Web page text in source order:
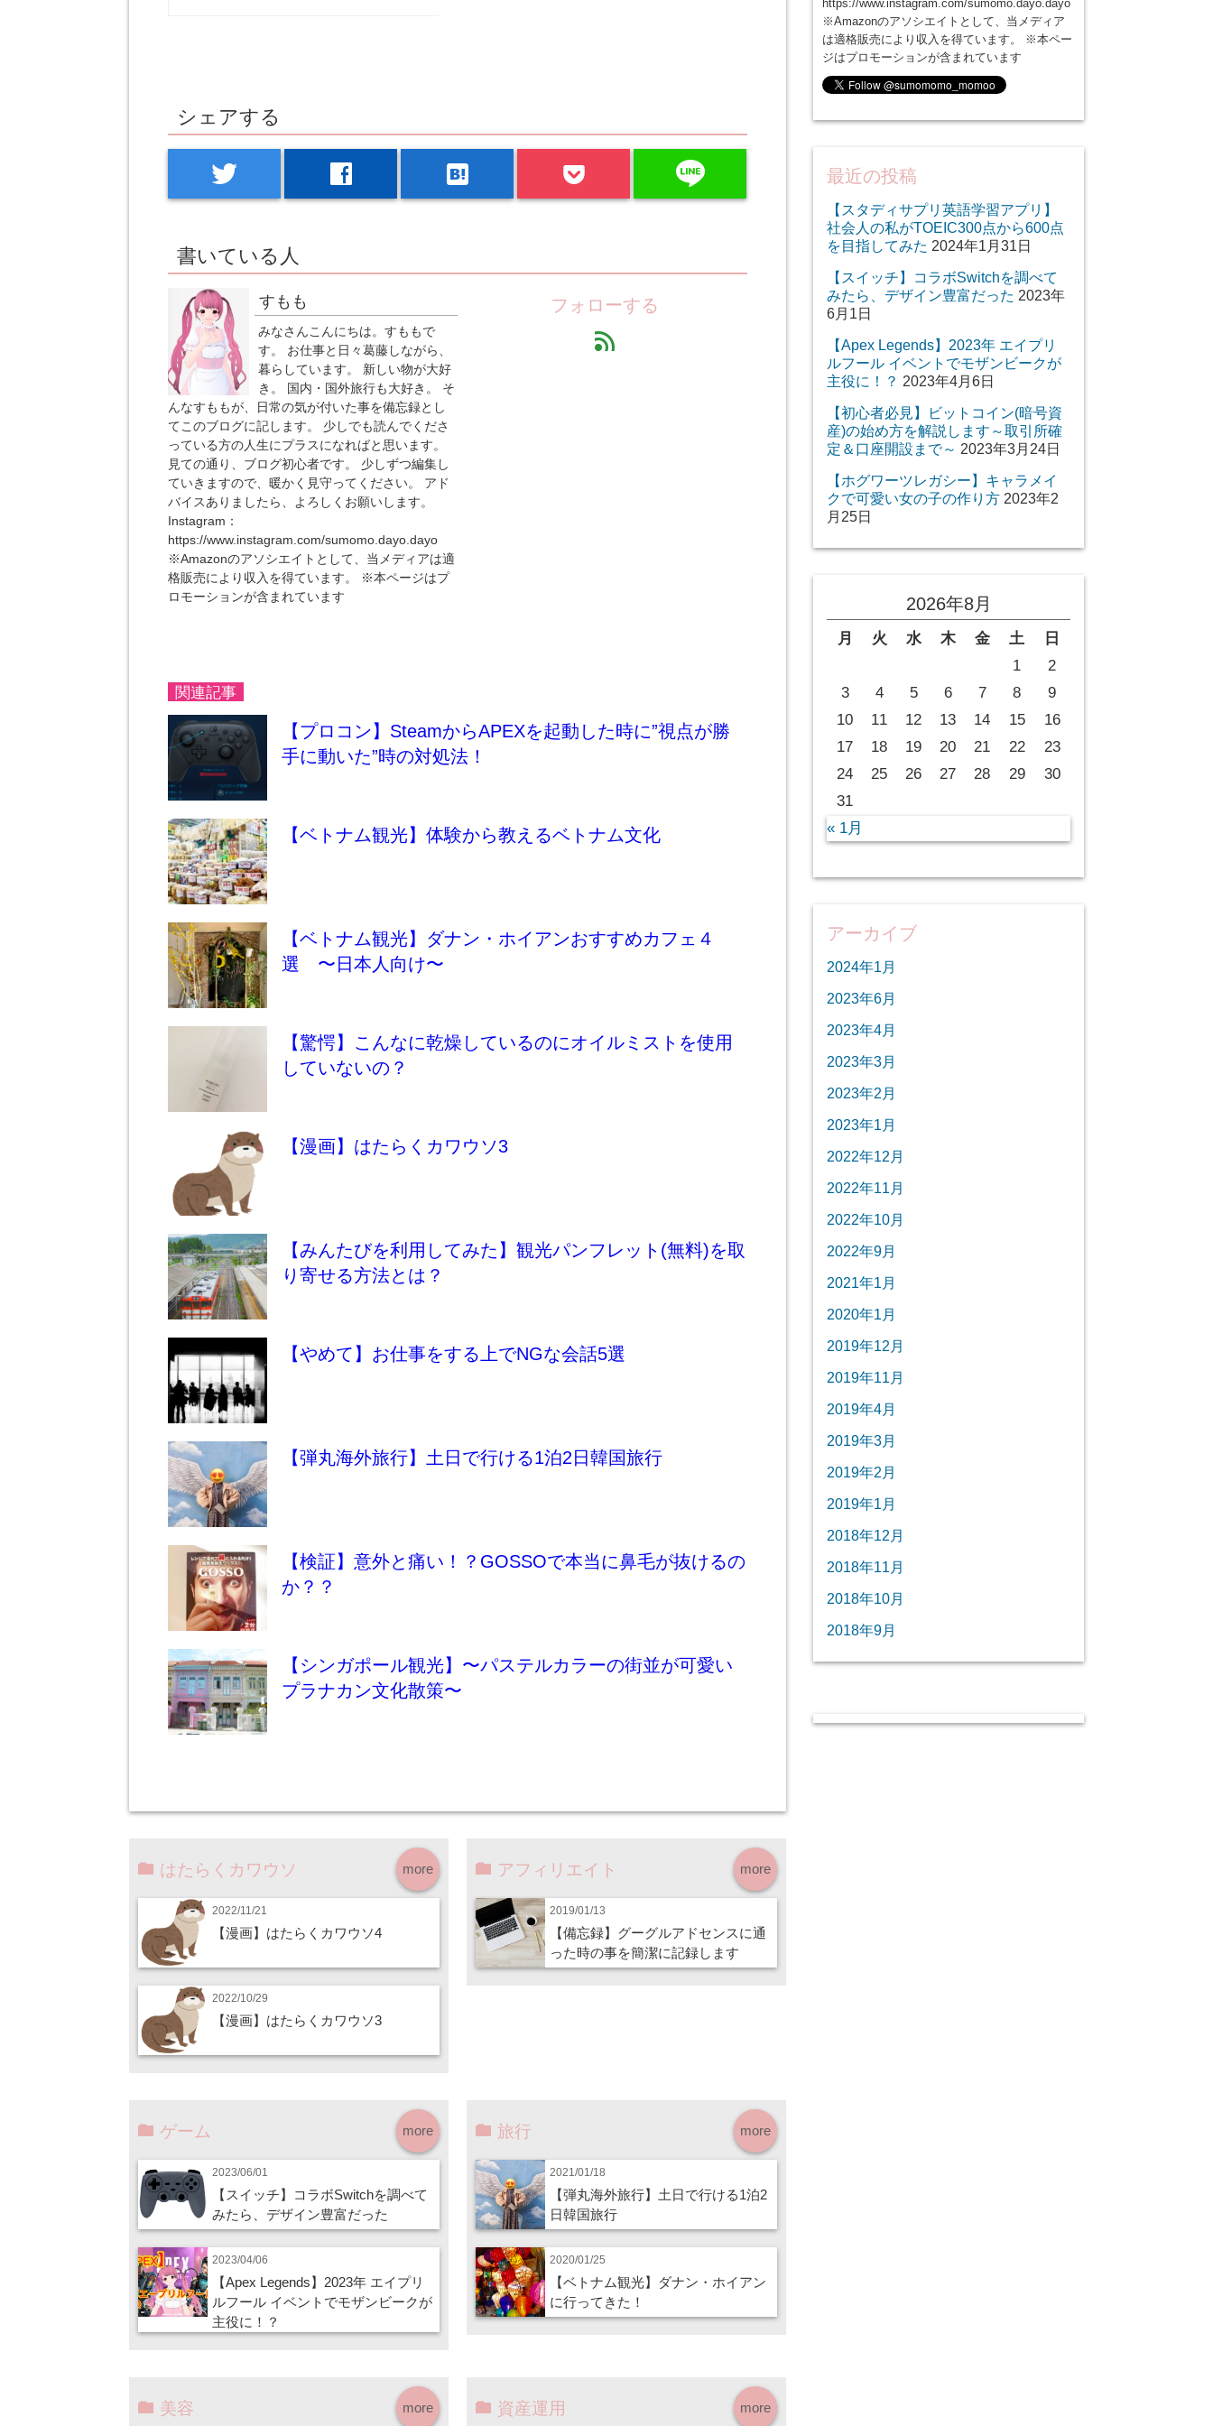
シェアする
twitter facebook hatenabookmark line
書いている人
すもも
みなさんこんにちは。すももで
す。 お仕事と日々葛藤しながら、
暮らしています。 新しい物が大好
き。 国内・国外旅行も大好き。 そ
んなすももが、日常の気が付いた事を備忘録とし
てこのブログに記します。 少しでも読んでくださ
っている方の人生にプラスになればと思います。
見ての通り、ブログ初心者です。 少しずつ編集し
ていきますので、暖かく見守ってください。 アド
バイスありましたら、よろしくお願いします。
Instagram：
https://www.instagram.com/sumomo.dayo.dayo
※Amazonのアソシエイトとして、当メディアは適
格販売により収入を得ています。 ※本ページはプ
ロモーションが含まれています
フォローする
feed
関連記事
【プロコン】SteamからAPEXを起動した時に”視点が勝
手に動いた”時の対処法！
【ベトナム観光】体験から教えるベトナム文化
【ベトナム観光】ダナン・ホイアンおすすめカフェ４
選 〜日本人向け〜
【驚愕】こんなに乾燥しているのにオイルミストを使用
していないの？
【漫画】はたらくカワウソ3
【みんたびを利用してみた】観光パンフレット(無料)を取
り寄せる方法とは？
【やめて】お仕事をする上でNGな会話5選
【弾丸海外旅行】土日で行ける1泊2日韓国旅行
【検証】意外と痛い！？GOSSOで本当に鼻毛が抜けるの
か？？
【シンガポール観光】〜パステルカラーの街並が可愛い
プラナカン文化散策〜
more
はたらくカワウソ
2022/11/21
【漫画】はたらくカワウソ4
2022/10/29
【漫画】はたらくカワウソ3
more
アフィリエイト
2019/01/13
【備忘録】グーグルアドセンスに通
った時の事を簡潔に記録します
more
ゲーム
2023/06/01
【スイッチ】コラボSwitchを調べて
みたら、デザイン豊富だった
2023/04/06
【Apex Legends】2023年 エイプリ
ルフール イベントでモザンビークが
主役に！？
more
旅行
2021/01/18
【弾丸海外旅行】土日で行ける1泊2
日韓国旅行
2020/01/25
【ベトナム観光】ダナン・ホイアン
に行ってきた！
more
美容 more
資産運用
https://www.instagram.com/sumomo.dayo.dayo
※Amazonのアソシエイトとして、当メディア
は適格販売により収入を得ています。 ※本ペー
ジはプロモーションが含まれています
最近の投稿
【スタディサプリ英語学習アプリ】
社会人の私がTOEIC300点から600点
を目指してみた 2024年1月31日
【スイッチ】コラボSwitchを調べて
みたら、デザイン豊富だった 2023年
6月1日
【Apex Legends】2023年 エイプリ
ルフール イベントでモザンビークが
主役に！？ 2023年4月6日
【初心者必見】ビットコイン(暗号資
産)の始め方を解説します～取引所確
定＆口座開設まで～ 2023年3月24日
【ホグワーツレガシー】キャラメイ
クで可愛い女の子の作り方 2023年2
月25日
2026年8月
月 火 水 木 金 土
日
1
2
3
4 5 6 7 8
9
10
11 12 13 14 15
16
17
18 19 20 21 22
23
24
25 26 27 28 29
30
31
« 1月
アーカイブ
2024年1月
2023年6月
2023年4月
2023年3月
2023年2月
2023年1月
2022年12月
2022年11月
2022年10月
2022年9月
2021年1月
2020年1月
2019年12月
2019年11月
2019年4月
2019年3月
2019年2月
2019年1月
2018年12月
2018年11月
2018年10月
2018年9月